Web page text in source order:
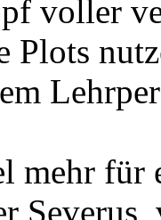
voller
mehr für